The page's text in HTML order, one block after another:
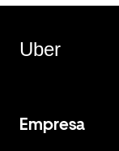
Uber
Empresa